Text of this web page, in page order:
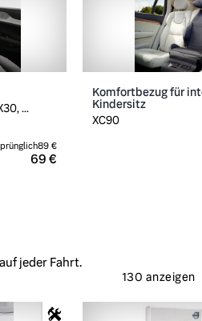
...
69 €
89 €
Komfortbezug für
Kindersitz
XC90
jeder Fahrt.
130 anzeigen